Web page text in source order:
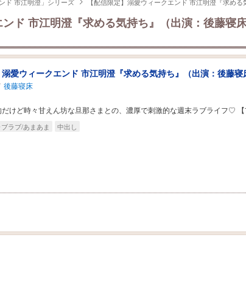
ンド 市江明澄『求める気持ち』（出演：後藤寝
溺愛ウィークエンド 市江明澄『求める気持ち』（出演：後藤寝
後藤寝床
けど時々甘えん坊な旦那さまとの、濃厚で刺激的な週末ラブライフ♡
ブラブ/あまあま 中出し